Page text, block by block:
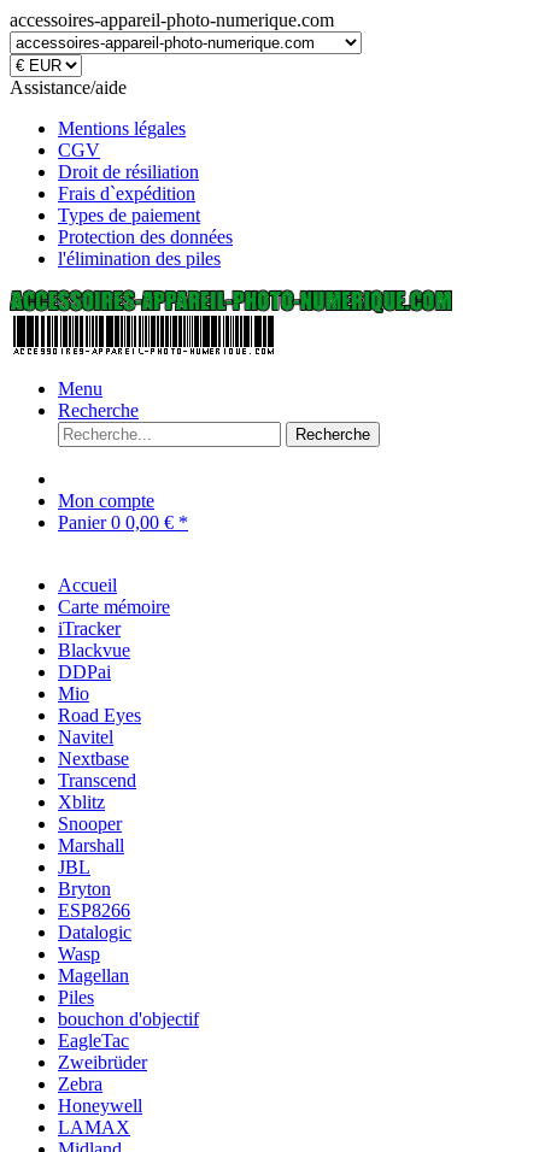
accessoires-appareil-photo-numerique.com
Assistance/aide
Mentions légales
CGV
Droit de résiliation
Frais d`expédition
Types de paiement
Protection des données
l'élimination des piles
Menu
Recherche
Recherche
Mon compte
Panier0 0,00 € *
Accueil
Carte mémoire
iTracker
Blackvue
DDPai
Mio
Road Eyes
Navitel
Nextbase
Transcend
Xblitz
Snooper
Marshall
JBL
Bryton
ESP8266
Datalogic
Wasp
Magellan
Piles
bouchon d'objectif
EagleTac
Zweibrüder
Zebra
Honeywell
LAMAX